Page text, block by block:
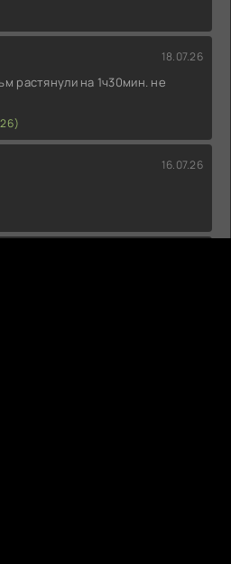
18.07.26
растянули на 1ч30мин. не
16.07.26